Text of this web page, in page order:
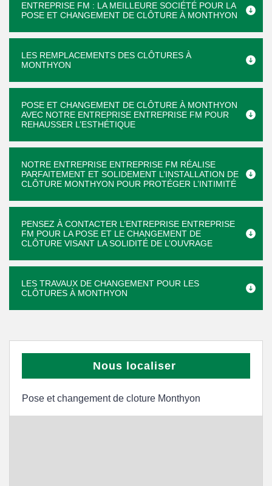
ENTREPRISE FM : LA MEILLEURE SOCIÉTÉ POUR LA
POSE ET CHANGEMENT DE CLÔTURE À MONTHYON
LES REMPLACEMENTS DES CLÔTURES À
MONTHYON
POSE ET CHANGEMENT DE CLÔTURE À MONTHYON
AVEC NOTRE ENTREPRISE ENTREPRISE FM POUR
REHAUSSER L’ESTHÉTIQUE
NOTRE ENTREPRISE ENTREPRISE FM RÉALISE
PARFAITEMENT ET SOLIDEMENT L’INSTALLATION DE
CLÔTURE MONTHYON POUR PROTÉGER L’INTIMITÉ
PENSEZ À CONTACTER L’ENTREPRISE ENTREPRISE
FM POUR LA POSE ET LE CHANGEMENT DE
CLÔTURE VISANT LA SOLIDITÉ DE L’OUVRAGE
LES TRAVAUX DE CHANGEMENT POUR LES
CLÔTURES À MONTHYON
Nous localiser
Pose et changement de cloture Monthyon